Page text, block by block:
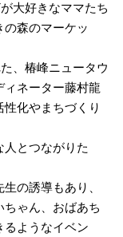
大好きなママたち
森のマーケッ
、椿峰ニュータウ
ネーター藤村龍
化やまちづくり
人とつながりた
の誘導もあり、
ゃん、おばあち
るようなイベン